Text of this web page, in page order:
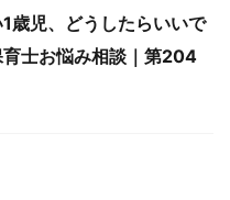
歳児、どうしたらいいで
育士お悩み相談｜第204